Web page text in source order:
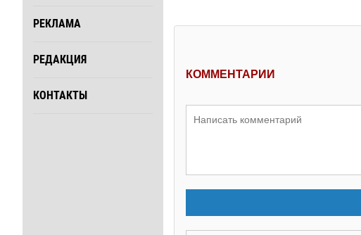
РЕКЛАМА
РЕДАКЦИЯ
КОНТАКТЫ
КОММЕНТАРИИ